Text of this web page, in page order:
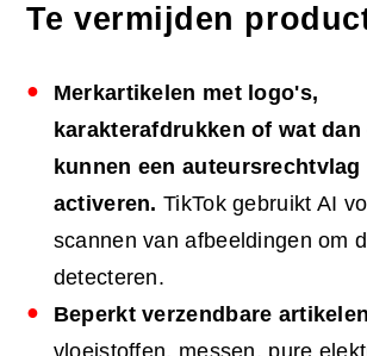
Te vermijden
Merkartikelen met logo's,
karakterafdrukken of wat dan
kunnen een auteursrechtvlag
activeren.TikTok gebruikt AI
scannen van afbeeldingen om
detecteren.
Beperkt verzendbare